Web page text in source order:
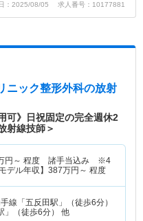
：2025/08/05 求人番号：10177881
ニック整形外科の放射
可》日祝固定の完全週休2
射線技師＞
円～ 程度 諸手当込み ※4
デル年収】 387万円～ 程度
手線「五反田駅」（徒歩6分）
」（徒歩6分） 他